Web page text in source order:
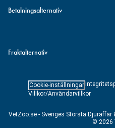
Betalningsalternativ
Fraktalternativ
VetZoo.se - Sveriges Största Djuraffär
© 2026
Cookie-inställningar
Villkor/Användarvillkor